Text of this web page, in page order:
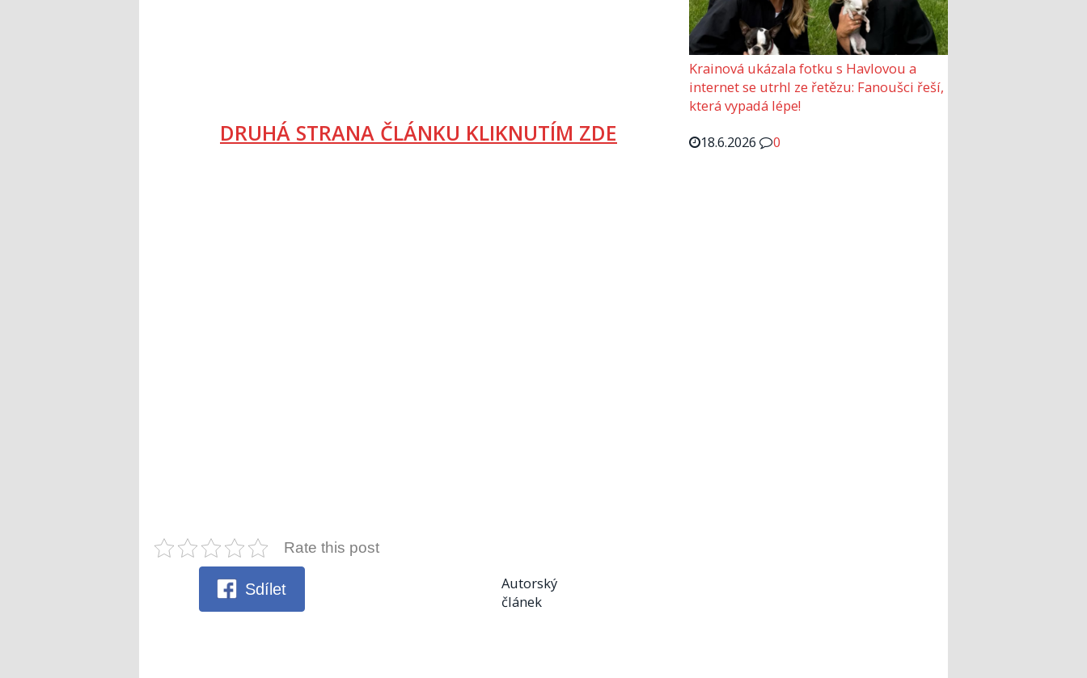
DRUHÁ STRANA ČLÁNKU KLIKNUTÍM ZDE
Rate this post
Sdílet
Autorský
článek
Krainová ukázala fotku s Havlovou a
internet se utrhl ze řetězu: Fanoušci řeší,
která vypadá lépe!
18.6.2026
0